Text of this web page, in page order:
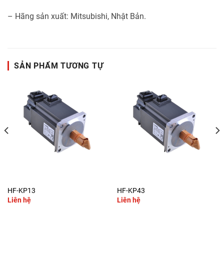
– Hãng sản xuất: Mitsubishi, Nhật Bản.
SẢN PHẨM TƯƠNG TỰ
HF-KP13
Liên hệ
HF-KP43
Liên hệ